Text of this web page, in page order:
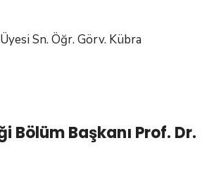
Sn. Öğr. Görv. Kübra
Başkanı Prof. Dr.